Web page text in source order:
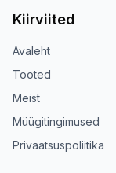
Kiirviited
Avaleht
Tooted
Meist
Müügitingimused
Privaatsuspoliitika